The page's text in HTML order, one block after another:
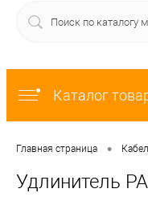
Каталог
Главная страница •
Удлинитель